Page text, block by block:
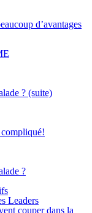
d’avantages
? (suite)
compliqué!
?
Leaders
couper dans la